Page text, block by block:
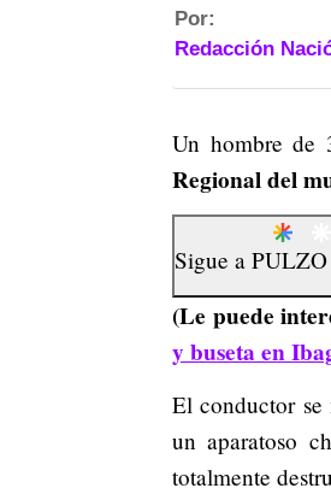
Por:
Redacción
Un hombre de
Regional del
Sigue a PULZO
(Le puede
y buseta en
El conductor se
un aparatoso
totalmente